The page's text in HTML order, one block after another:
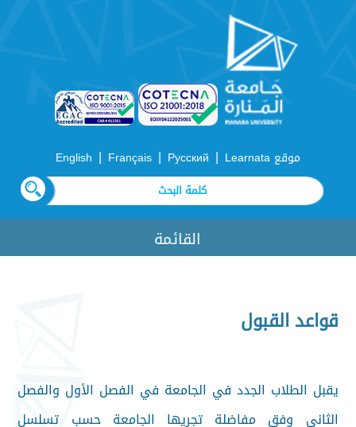
موقع Learnata |
Русский
|
Français
|
English
القائمة
قواعد القبول
يقبل الطلاب الجدد في الجامعة في الفصل الأول والفصل
الثاني وفق مفاضلة تجريها الجامعة حسب تسلسل